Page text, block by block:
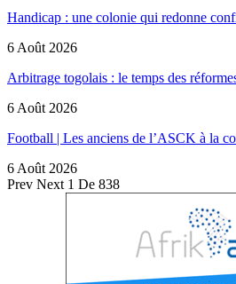
Handicap : une colonie qui redonne
6 Août 2026
Arbitrage togolais : le temps des
6 Août 2026
Football | Les anciens de l’ASCK à la
6 Août 2026
Prev Next 1 De 838